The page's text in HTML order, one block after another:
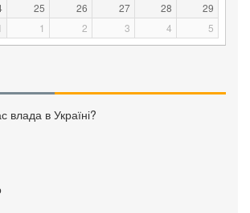
25 26 27 28
29
1 2 3 4 5
влада в Україні?